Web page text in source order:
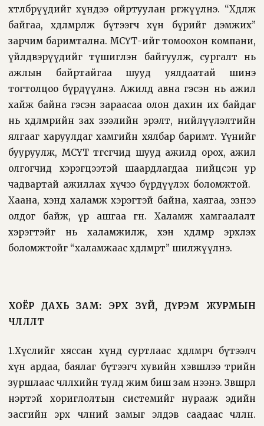
хөтөлбөрүүдийг хүндээ ойртуулан өргөжүүлнэ. “Хөдөлж
байгаа, хөдөлмөрлөж бүтээгч хүн бүрийг дэмжих”
зарчим баримтална. МСҮТ-ийг томоохон компани,
үйлдвэрүүдийг түшиглэн байгуулж, сургалт нь
ажлын байртайгаа шууд уялдаатай шинэ
тогтолцоо бүрдүүлнэ. Ажилд авна гэсэн нь ажил
хайж байна гэсэн зараасаа олон дахин их байдаг
нь хөдөлмөрийн зах зээлийн эрэлт, нийлүүлэлтийн
ялгааг харуулдаг хамгийн хялбар баримт. Үүнийг
бууруулж, МСҮТ төгсөгчид шууд ажилд орох, ажил
олгогчид хэрэгцээтэй шаардлагдаа нийцсэн ур
чадвартай ажиллах хүчээ бүрдүүлэх боломжтой.
Хаана, хэнд халамж хэрэгтэй байна, хаягаа, эзнээ
олдог байж, үр ашгаа өгнө. Халамж хамгаалалт
хэрэгтэйг нь халамжилж, хэн хөдөлмөр эрхлэх
боломжтойг “халамжаас хөдөлмөрт” шилжүүлнэ.
ХОЁР ДАХЬ ЗАМ: ЭРХ ЗҮЙ, ДҮРЭМ ЖУРМЫН
ЧӨЛӨӨЛӨЛТ
1.Хүслийг хяссан хүнд суртлаас хөдөлмөрч бүтээлч
хүн ардаа, баялаг бүтээгч хувийн хэвшлээ төрийн
зуршлаас чөлөөлөхийн тулд жим биш зам нээнэ. Зөвшөөрөл
нэртэй хориглолтын системийг нурааж эдийн
засгийн эрх чөлөөний замыг элдэв саадаас чөлөөлнө.